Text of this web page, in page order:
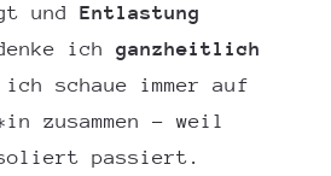
und Entlastung
ich ganzheitlich
schaue immer auf
zusammen – weil
passiert.